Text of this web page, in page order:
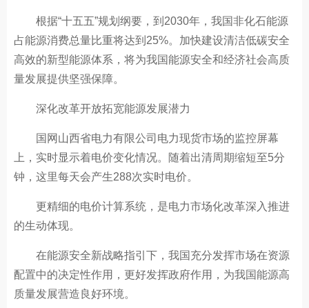
根据“十五五”规划纲要，到2030年，我国非化石能源
占能源消费总量比重将达到25%。加快建设清洁低碳安全
高效的新型能源体系，将为我国能源安全和经济社会高质
量发展提供坚强保障。
深化改革开放拓宽能源发展潜力
国网山西省电力有限公司电力现货市场的监控屏幕
上，实时显示着电价变化情况。随着出清周期缩短至5分
钟，这里每天会产生288次实时电价。
更精细的电价计算系统，是电力市场化改革深入推进
的生动体现。
在能源安全新战略指引下，我国充分发挥市场在资源
配置中的决定性作用，更好发挥政府作用，为我国能源高
质量发展营造良好环境。